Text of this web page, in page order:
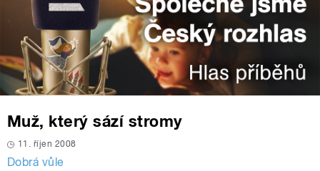
Muž, který sází stromy
11. říjen 2008
Dobrá vůle